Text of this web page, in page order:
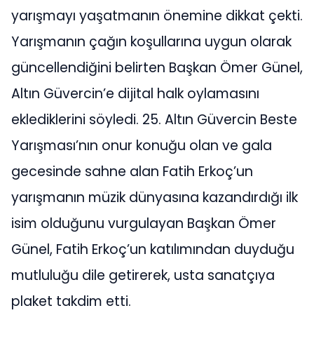
yarışmayı yaşatmanın önemine dikkat çekti.
Yarışmanın çağın koşullarına uygun olarak
güncellendiğini belirten Başkan Ömer Günel,
Altın Güvercin’e dijital halk oylamasını
eklediklerini söyledi. 25. Altın Güvercin Beste
Yarışması’nın onur konuğu olan ve gala
gecesinde sahne alan Fatih Erkoç’un
yarışmanın müzik dünyasına kazandırdığı ilk
isim olduğunu vurgulayan Başkan Ömer
Günel, Fatih Erkoç’un katılımından duyduğu
mutluluğu dile getirerek, usta sanatçıya
plaket takdim etti.